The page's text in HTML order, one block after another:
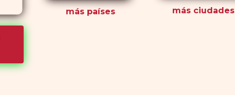
más países más ciudades